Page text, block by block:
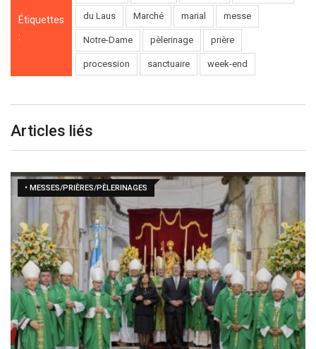
Étiquettes
:
du Laus Marché marial messe
Notre-Dame pèlerinage prière
procession sanctuaire week-end
Articles liés
• MESSES/PRIÈRES/PÈLERINAGES